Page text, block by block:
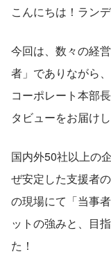
こんにちは！ラン
今回は、数々の経
者」でありながら
コーポレート本部
タビューをお届けし
国内外50社以上の
ぜ安定した支援者
の現場にて「当事
ットの強みと、目
た！